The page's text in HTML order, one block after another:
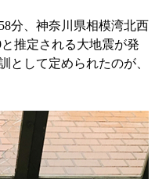
分、神奈川県相模湾北西
推定される大地震が発
として定められたのが、